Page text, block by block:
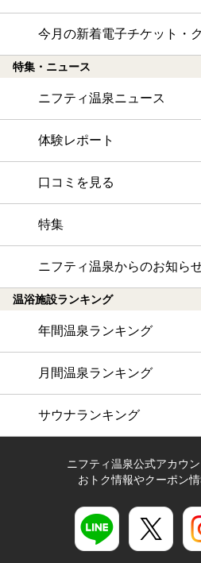
今月の新着電子チケット・
特集・ニュース
ニフティ温泉ニュース
体験レポート
口コミを見る
特集
ニフティ温泉からのお知ら
温浴施設ランキング
年間温泉ランキング
月間温泉ランキング
サウナランキング
ニフティ温泉公式アカウ
おトク情報やクーポン